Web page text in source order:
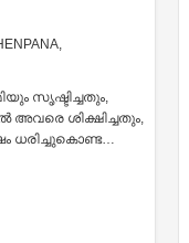
,
സൃഷ്ടിച്ചതും,
അവരെ ശിക്ഷിച്ചതും,
ധരിച്ചുകൊണ്ട…